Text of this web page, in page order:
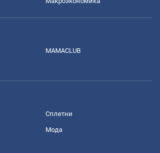
MAMACLUB
Сплетни
Мода